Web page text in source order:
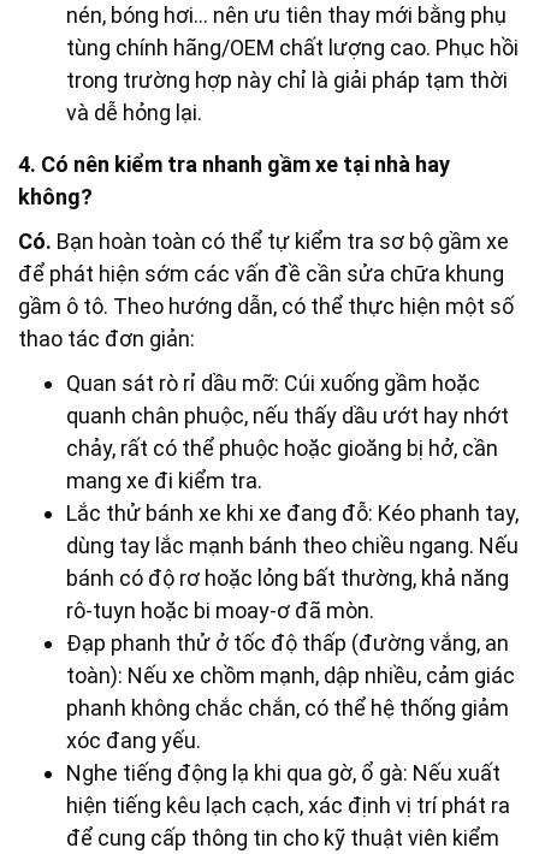
nén, bóng hơi… nên ưu tiên thay mới bằng phụ
tùng chính hãng/OEM chất lượng cao. Phục hồi
trong trường hợp này chỉ là giải pháp tạm thời
và dễ hỏng lại.
4. Có nên kiểm tra nhanh gầm xe tại nhà hay
không?
Có. Bạn hoàn toàn có thể tự kiểm tra sơ bộ gầm xe
để phát hiện sớm các vấn đề cần sửa chữa khung
gầm ô tô. Theo hướng dẫn, có thể thực hiện một số
thao tác đơn giản:
Quan sát rò rỉ dầu mỡ: Cúi xuống gầm hoặc
quanh chân phuộc, nếu thấy dầu ướt hay nhớt
chảy, rất có thể phuộc hoặc gioăng bị hở, cần
mang xe đi kiểm tra.
Lắc thử bánh xe khi xe đang đỗ: Kéo phanh tay,
dùng tay lắc mạnh bánh theo chiều ngang. Nếu
bánh có độ rơ hoặc lỏng bất thường, khả năng
rô-tuyn hoặc bi moay-ơ đã mòn.
Đạp phanh thử ở tốc độ thấp (đường vắng, an
toàn): Nếu xe chồm mạnh, dập nhiều, cảm giác
phanh không chắc chắn, có thể hệ thống giảm
xóc đang yếu.
Nghe tiếng động lạ khi qua gờ, ổ gà: Nếu xuất
hiện tiếng kêu lạch cạch, xác định vị trí phát ra
để cung cấp thông tin cho kỹ thuật viên kiểm